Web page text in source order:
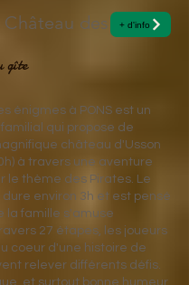
des
+ d'info
gîte
énigmes à PONS est un
qui propose de
château d'Usson
à travers une aventure
le thème des Pirates. Le
environ 3h et est pensé
la famille s'amuse
27 étapes, les joueurs
coeur d'une histoire de
relever différents défis.
et surtout bonne humeur